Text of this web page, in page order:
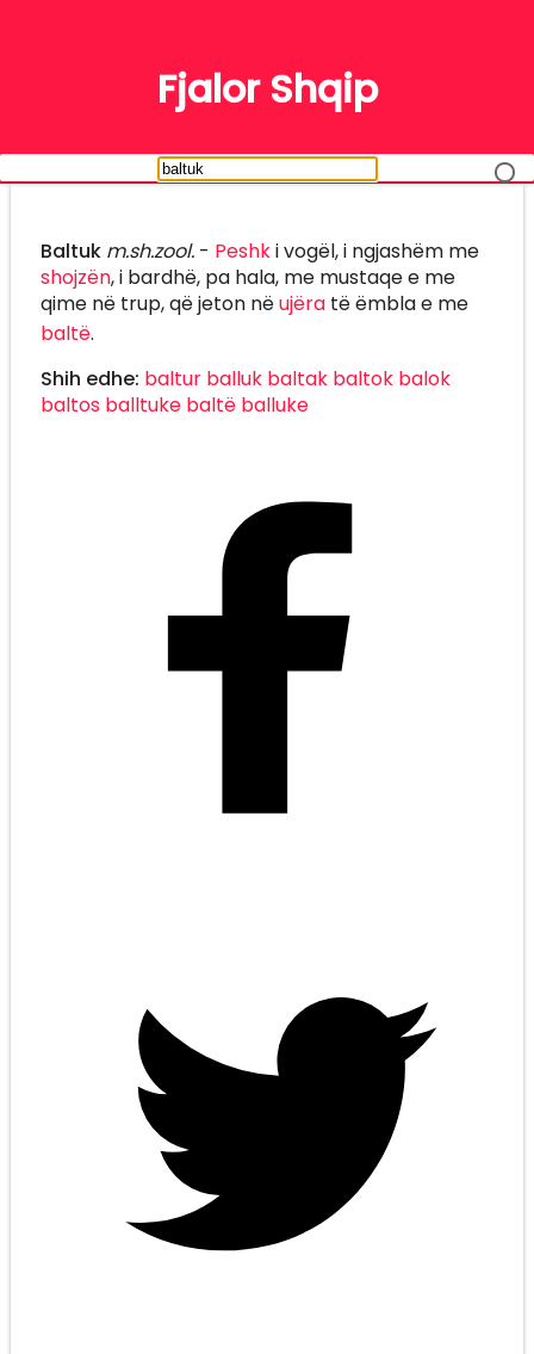
Fjalor Shqip
Baltuk m.sh.zool.- Peshki vogël, i ngjashëm me
shojzën, i bardhë, pa hala, me mustaqe e me
qime në trup, që jeton nëujëratë ëmbla e me
baltë.
Shih edhe: baltur balluk baltak baltok balok
baltos balltuke baltë balluke